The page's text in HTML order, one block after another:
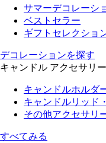
サマーデコレーシ
ベストセラー
ギフトセレクショ
デコレーションを探す
キャンドル アクセサリー
キャンドルホルダ
キャンドルリッド
その他アクセサリ
すべてみる